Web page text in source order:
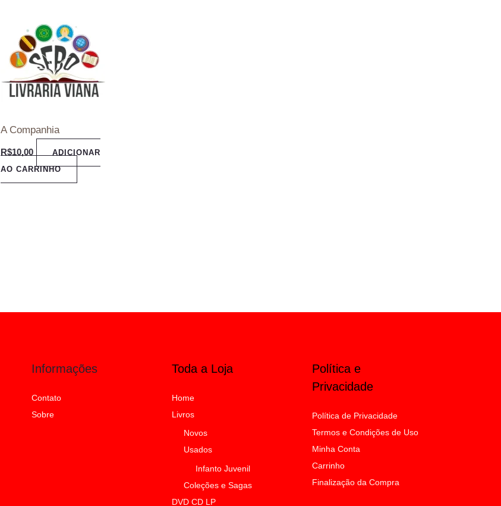
A Companhia
R$10,00
ADICIONAR
AO CARRINHO
Informações
Contato
Sobre
Toda a Loja
Home
Livros
Novos
Usados
Infanto Juvenil
Coleções e Sagas
DVD CD LP
Política e
Privacidade
Política de Privacidade
Termos e Condições de Uso
Minha Conta
Carrinho
Finalização da Compra